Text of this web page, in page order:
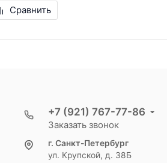
Сравнить
+7 (921) 767-77-86
Заказать звонок
г. Санкт-Петербург
ул. Крупской, д. 38Б